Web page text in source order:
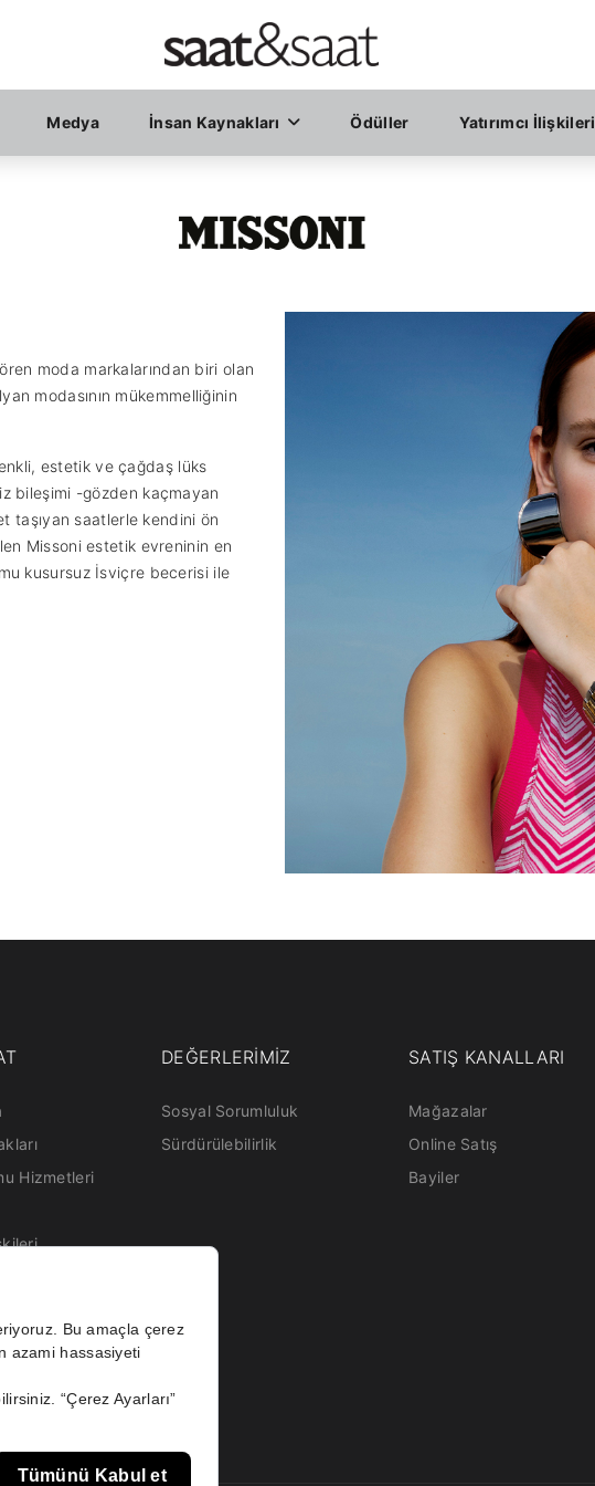
Medya İnsan Kaynakları Ödüller Yatırımcı İlişkileri
moda markalarından biri olan
modasının mükemmelliğinin
estetik ve çağdaş lüks
bileşimi -gözden kaçmayan
taşıyan saatlerle kendini ön
Missoni estetik evreninin en
kusursuz İsviçre becerisi ile
Hizmetleri
Aydınlatma
DEĞERLERİMİZ
Sosyal Sorumluluk
Sürdürülebilirlik
SATIŞ KANALLARI
Mağazalar
Online Satış
Bayiler